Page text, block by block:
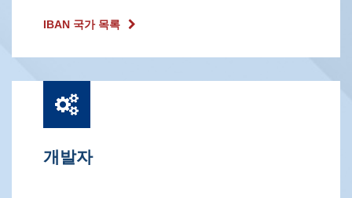
IBAN 국가 목록
개발자